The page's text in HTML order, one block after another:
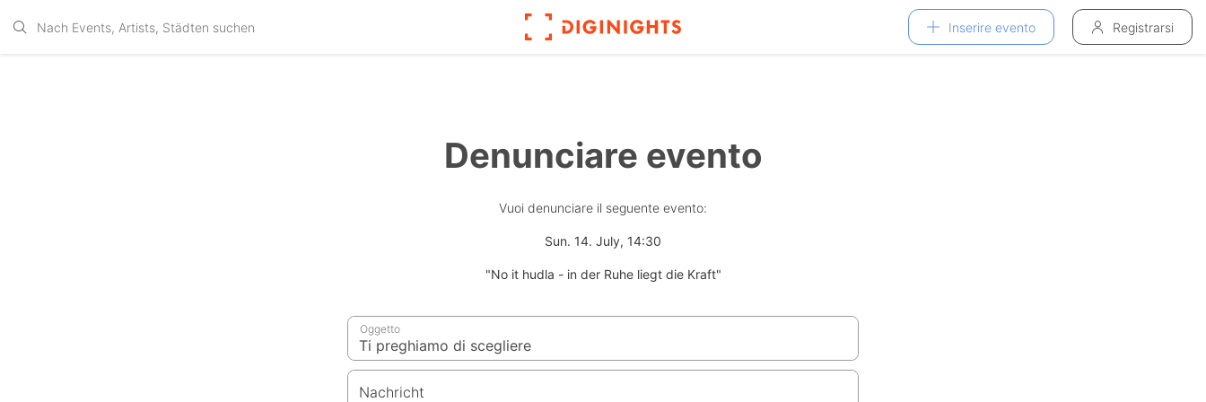
Inserire evento Registrarsi
Denunciare evento
Vuoi denunciare il seguente evento:
Sun. 14. July, 14:30
"No it hudla - in der Ruhe liegt die Kraft"
Oggetto
Nachricht